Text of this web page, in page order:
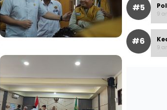
#5
9
#6
9